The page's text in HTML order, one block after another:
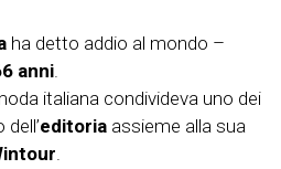
ha detto addio al mondo –
anni
italiana condivideva uno dei
editoria assieme alla sua